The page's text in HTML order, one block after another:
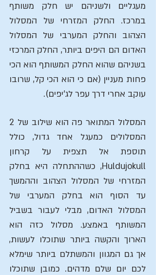
מעגליים ולשניהם יש חלק משותף
במרכז. החלק המזרחי של המסלול
הצהוב והחלק המערבי של המסלול
האדום הם היפים ביותר, החלק המרכזי
בשניהם שהוא החלק המשותף הוא הכי
פחות מעניין (אם כי הוא הכי קל, שרובו
עוקב אחרי דרך עפר לג'יפים).
המסלול המתואר פה הוא שילוב של 2
המסלולים כמעגל אחד גדול, כולל
תוספת אל תצפית על קרחון
Huldujokull, כשההתחלה היא בחלק
המזרחי של המסלול הצהוב וההמשך
עד הסוף הוא בחלק המערבי של
המסלול האדום, מבלי לעבור בשביל
המשותף באמצע. מסלול כזה הוא
הארוך והקשה ביותר שתוכלו לעשות,
אך גם המגוון והמשתלם ביותר שימלא
לכם יום שלם מדהים. כמובן שתוכלו